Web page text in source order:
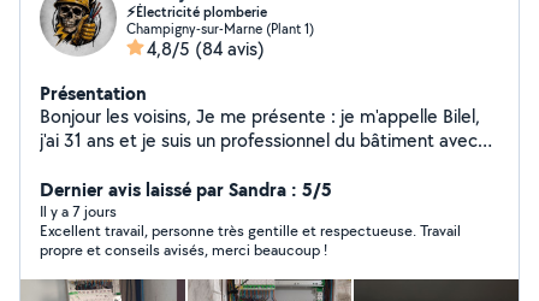
⚡Électricité plomberie
Champigny-sur-Marne (Plant 1)
4,8/5 (84 avis)
Présentation
Bonjour les voisins, Je me présente : je m'appelle Bilel,
j'ai 31 ans et je suis un professionnel du bâtiment avec
peux intervenir dans tous types de travaux liés aux
systèmes du bâtiment (électricité, plomberie,parquet
,carrelage, etc.). Je suis sérieux, ponctuel et à votre
service pour tous vos besoins de rénovation ou de
réparation. N'hésitez pas à me contacter si vous avez
Dernier avis laissé par Sandra : 5/5
Il y a 7 jours
Excellent travail, personne très gentille et respectueuse. Travail
propre et conseils avisés, merci beaucoup !